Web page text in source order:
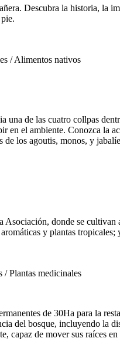
Descubra la historia, la
/ Alimentos nativos
una de las cuatro collpas
en el ambiente. Conozca la
de los agoutis, monos, y
Asociación, donde se
y plantas
/ Plantas medicinales
de 30Ha para la
del bosque, incluyendo la
capaz de mover sus raíces